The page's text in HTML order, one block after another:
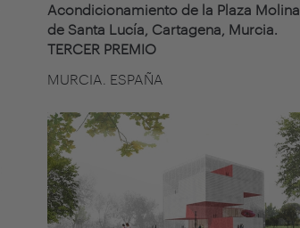
Acondicionamiento de la Plaza Molina
de Santa Lucía, Cartagena, Murcia.
TERCER PREMIO
MURCIA. ESPAÑA